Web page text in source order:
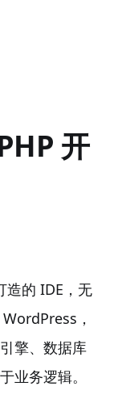
开
造的 IDE，无
，
擎、数据库
业务逻辑。